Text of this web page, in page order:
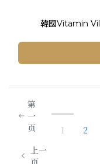
韓國Vitamin
第
一
页
上一
页
1 2